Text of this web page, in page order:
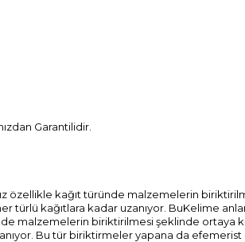
Garantilidir.
özellikle kağıt türünde malzemelerin
kağıtlara kadar uzanıyor. BuKelime
malzemelerin biriktirilmesi şeklinde ortaya
Bu tür biriktirmeler yapana da efemerist